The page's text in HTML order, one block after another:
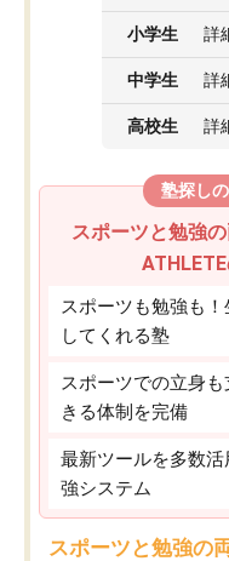
小学生 詳
中学生 詳
高校生 詳
塾探し
スポーツと勉強
スポーツも勉強も
してくれる塾
スポーツでの立身
きる体制を完備
最新ツールを多数
強システム
スポーツと勉強の